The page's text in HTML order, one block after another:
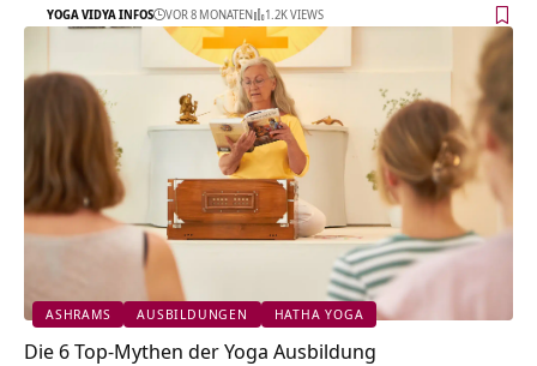
YOGA VIDYA INFOS VOR 8 MONATEN 1.2K VIEWS
ASHRAMS AUSBILDUNGEN HATHA YOGA
Die 6 Top-Mythen der Yoga Ausbildung